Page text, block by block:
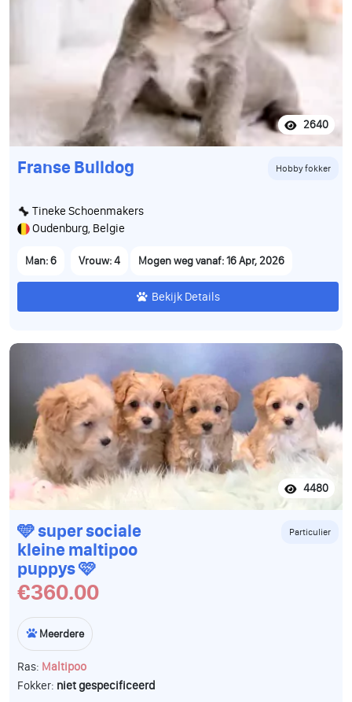
2640
Franse Bulldog Hobby fokker
Tineke Schoenmakers
Oudenburg, Belgie
Man: 6 Vrouw: 4 Mogen weg vanaf: 16 Apr, 2026
Bekijk Details
4480
🩵 super sociale
kleine maltipoo
puppys 🩷
Particulier
€360.00
Meerdere
Ras: Maltipoo
Fokker: niet gespecificeerd